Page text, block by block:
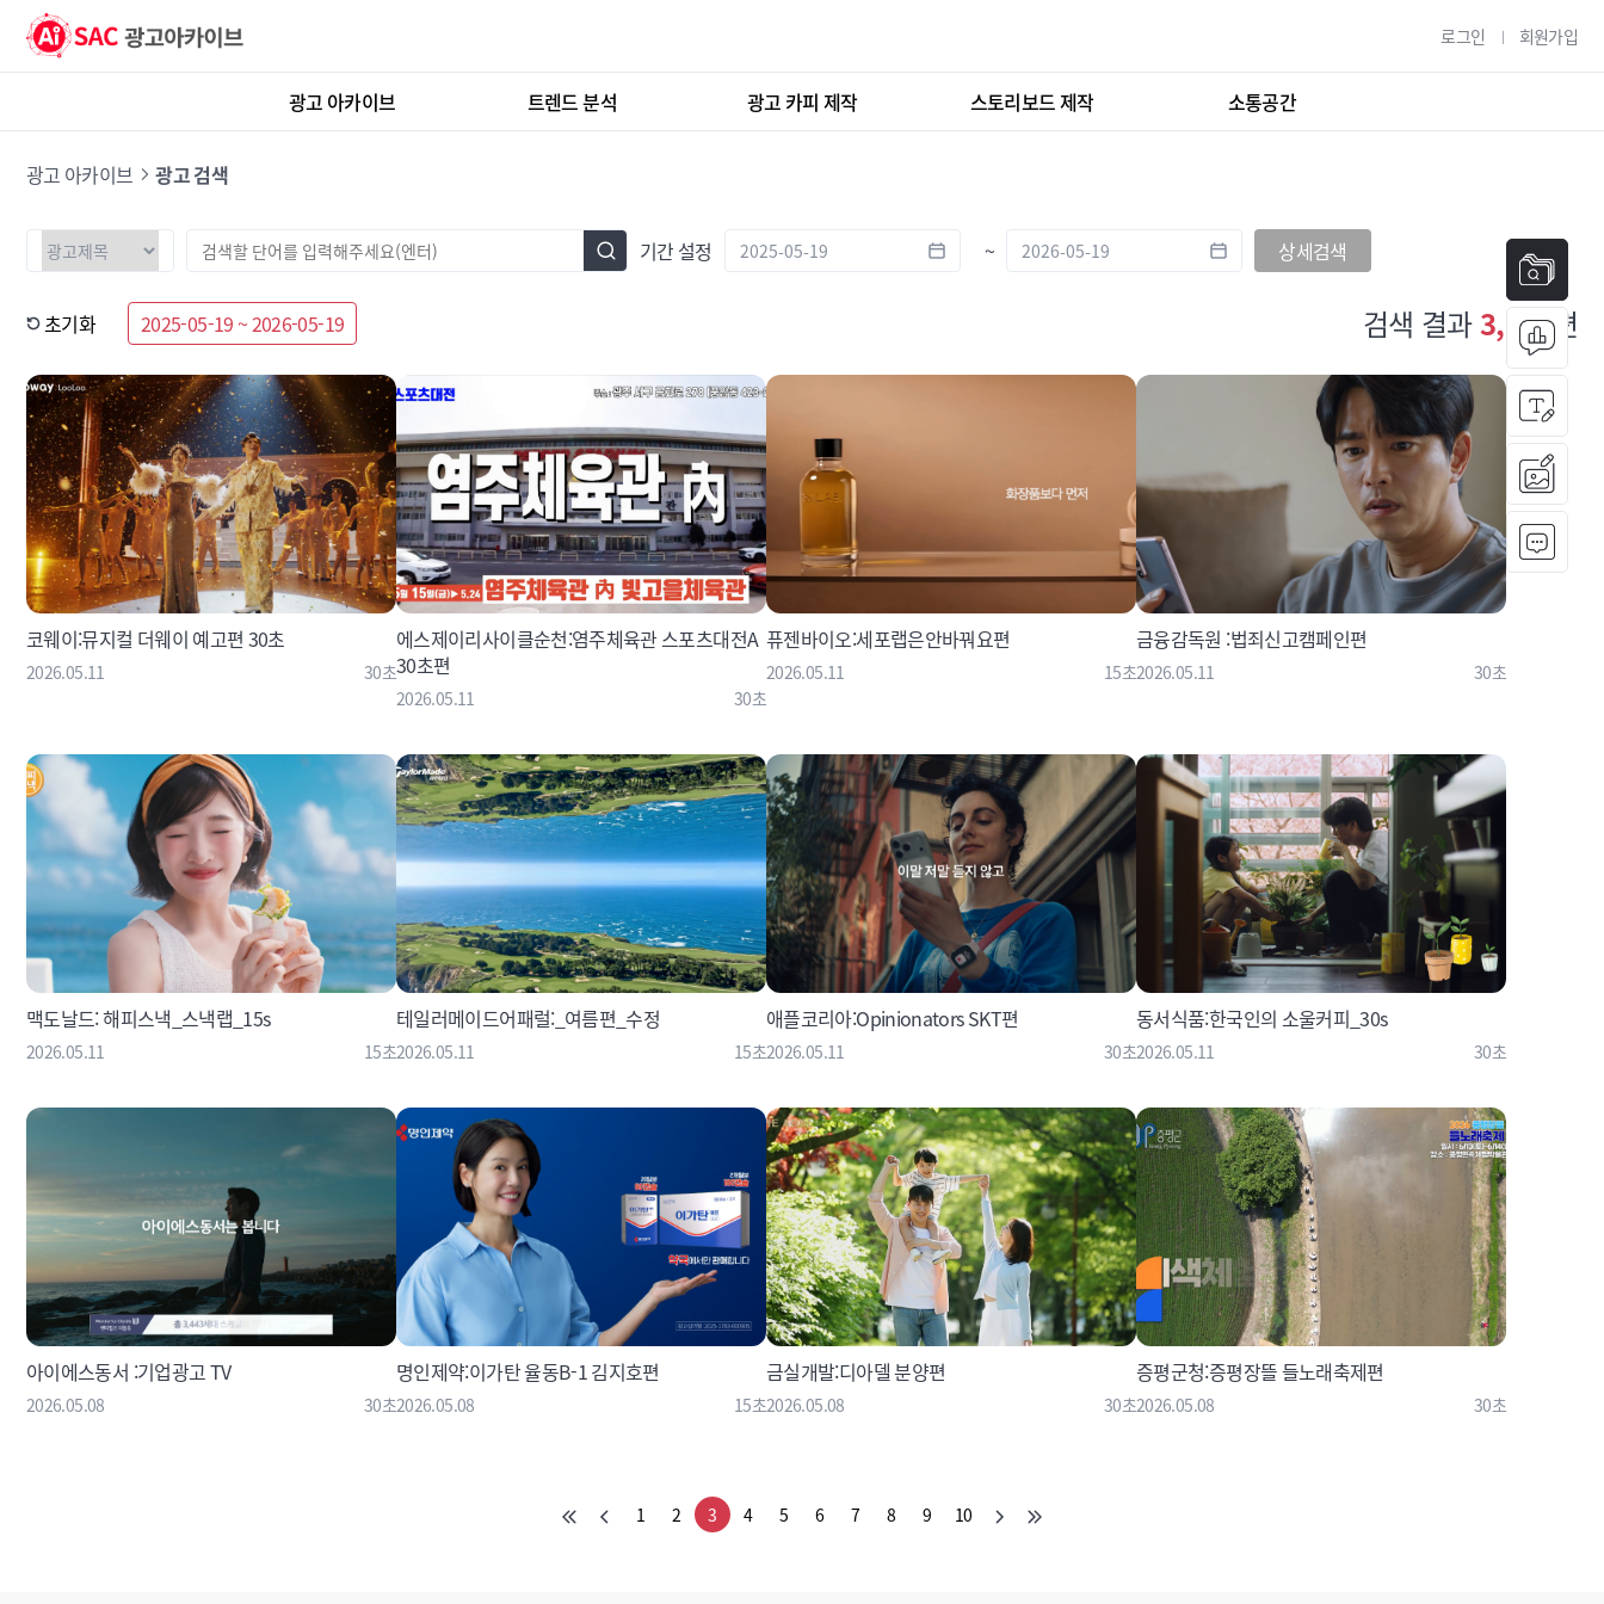
로그인 회원가입
광고 아카이브 트렌드 분석 광고 카피 제작 스토리보드 제작 소통공간
광고 아카이브 광고 검색
기간 설정 ~ 상세검색
초기화 2025-05-19 ~ 2026-05-19 검색 결과3,276편
코웨이:뮤지컬 더웨이 예고편 30초
2026.05.11 30초
에스제이리사이클순천:염주체육관 스포츠대전A
30초편
2026.05.11 30초
퓨젠바이오:세포랩은안바꿔요편
2026.05.11 15초
금융감독원 :법죄신고캠페인편
2026.05.11 30초
맥도날드: 해피스낵_스낵랩_15s
2026.05.11 15초
테일러메이드어패럴:_여름편_수정
2026.05.11 15초
애플코리아:Opinionators SKT편
2026.05.11 30초
동서식품:한국인의 소울커피_30s
2026.05.11 30초
아이에스동서 :기업광고 TV
2026.05.08 30초
명인제약:이가탄 율동B-1 김지호편
2026.05.08 15초
금실개발:디아델 분양편
2026.05.08 30초
증평군청:증평장뜰 들노래축제편
2026.05.08 30초
1 2 3 4 5 6 7 8 9 10